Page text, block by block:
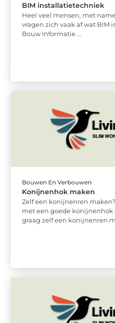
BIM installatietechniek
Heel veel mensen, met
vragen zich vaak af wat BIM
Bouw Informatie ...
Bouwen En Verbouwen
Konijnenhok maken
Zelf een konijnenren
met een goede
graag zelf een konijnenren